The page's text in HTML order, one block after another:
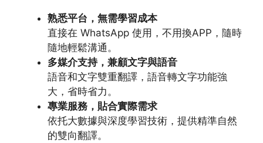
熟悉平台，無需學習成本
直接在 WhatsApp 使用，不用換APP，隨時
隨地輕鬆溝通。
多媒介支持，兼顧文字與語音
語音和文字雙重翻譯，語音轉文字功能強
大，省時省力。
專業服務，貼合實際需求
依托大數據與深度學習技術，提供精準自然
的雙向翻譯。